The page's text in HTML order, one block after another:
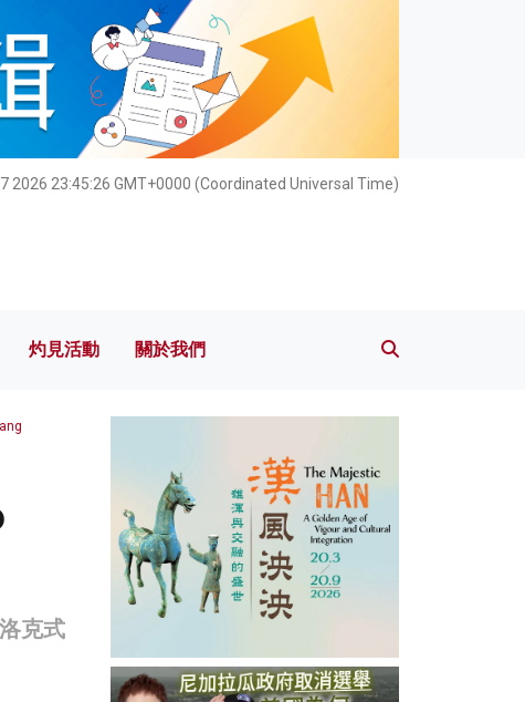
2026 23:45:27 GMT+0000 (Coordinated Universal Time)
灼見活動 關於我們
灼見活動 關於我們
克式